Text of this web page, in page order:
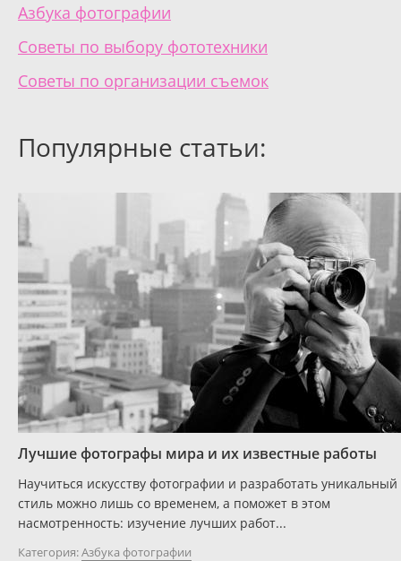
Азбука фотографии
Советы по выбору фототехники
Советы по организации съемок
Популярные статьи:
Лучшие фотографы мира и их известные работы
Научиться искусству фотографии и разработать уникальный
стиль можно лишь со временем, а поможет в этом
насмотренность: изучение лучших работ...
Категория:Азбука фотографии